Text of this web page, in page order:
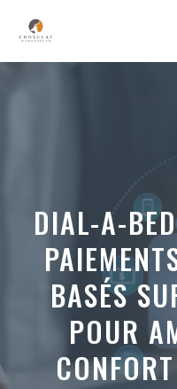
contenu
DIAL-A-
BASÉS
POUR